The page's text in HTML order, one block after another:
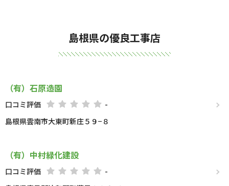
島根県の優良工事店
（有）石原造園
口コミ評価
-
島根県雲南市大東町新庄５９−８
（有）中村緑化建設
口コミ評価
-